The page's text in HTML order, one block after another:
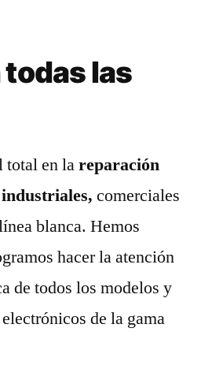
todas las
total en lareparación
comerciales
blanca. Hemos
hacer la atención
de todos los modelos y
de la gama